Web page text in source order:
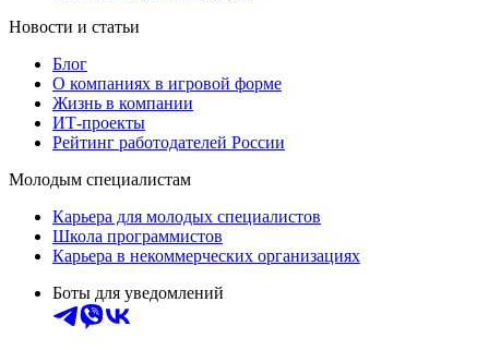
Новости и статьи
Блог
О компаниях в игровой форме
Жизнь в компании
ИТ-проекты
Рейтинг работодателей России
Молодым специалистам
Карьера для молодых специалистов
Школа программистов
Карьера в некоммерческих организациях
Боты для уведомлений